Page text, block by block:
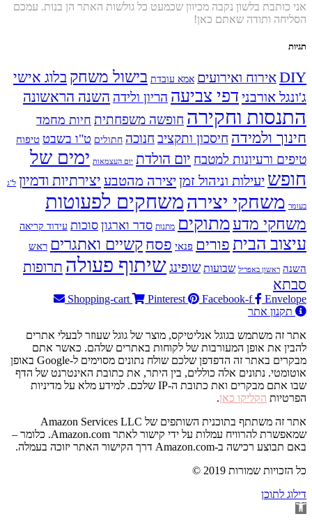
אני כותבת בלשון נקבה מכיוון שכמעט כל גולשות האתר הן בנות. עמכם
הסליחה ותודה שאתם כאן!
תגיות
DIYאירוח ואירועים אמא עובדת בישול משחק בלוג אישי
ג'ונגל אורבני דפי צביעה הריון ולידה השנה הראשונה
התנסות וחקירה חופשה משפחתית חיות מחמד
חינוך ולמידה חיסכון ותקציב חנוכה חתולים ט"ו בשבט טיפוח
טיפים ורעיונות למטבח יום הולדת יום העצמאות ימים של
חופש יעילות וניהול זמן יצירה מהטבע יצירתיות ודמיון ל"ג
בעומר משחקי יצירהמשחקים לפעוטות
משחקי מדע מתוקים מתנות סדר וארגון סוכות עידוד קריאה
עיצוב הבית פורים פנאי פסח קשיים ואתגרים ראש
השנה ראשון באפריל שבועות שופינגשיתוף פעולה תרופות
סבתא
Shopping-cart Pinterest Facebook-f
Envelope
תקנון אתר
אתר זה משתמש בגוגל אנליטיקס, מוצר של גוגל שעוזר לבעלי אתרים
להבין את אופן המעורבות של לקוחות באתרים שלהם. כאשר אתם
מבקרים באתר זה הדפדפן שלכם שולח נתונים מסוימים ל-Google באופן
אוטומטי. נתונים אלה כוללים, בין היתר, את כתובת האינטרנט של הדף
שבו אתם מבקרים ואת כתובת ה-IP שלכם. למידע מלא על מדיניות
הפרטיות הקליקו כאן.
אתר זה משתתף בתוכנית השותפים של Amazon Services LLC
שמאפשרת להרוויח עמלות על ידי קישור לאתר Amazon.com. כלומר –
באם תבוצע רכישה ב-Amazon.com דרך הקישור האתר יזוכה בעמלה.
© 2019 כל הזכויות שמורות
דילוג לתוכן
פתח